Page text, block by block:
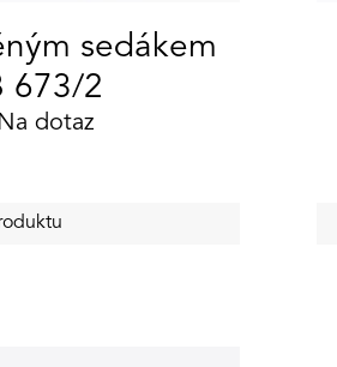
sedákem
673/2
Na dotaz